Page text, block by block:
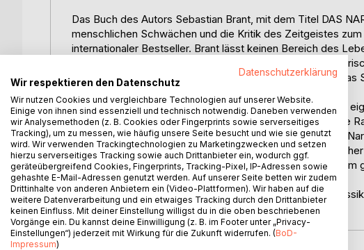
Das Buch des Autors Sebastian Brant, mit dem Titel DAS
menschlichen Schwächen und die Kritik des Zeitgeistes
internationaler Bestseller. Brant lässt keinen Bereich des
der Narretei zugeordnet werden könnte Als Auswuchs
Ratschläge und vor dem nahen Weltende wird gewarnt.
Bis auf den heutigen Tag griffen Künstler das Werk auf für
Hans Holbein der Jüngere als 17-Jähriger eine Serie für die
der Maler Hieronymus Bosch behandelte das Thema des
Donau setzte seinem bekanntesten Bürger Sebastian
wurde auch in der Musik thematisiert, unter anderem in
Album Flaschenpost von 1998.
Ich denke, es ist nun an der Zeit für ein Sequel dieses
unterscheiden sich in keinster Weise von den damaligen.
Datenschutzerklärung
Wir respektieren den Datenschutz
Wir nutzen Cookies und vergleichbare Technologien auf unserer Website.
Einige von ihnen sind essenziell und technisch notwendig. Daneben verwenden
wir Analysemethoden (z. B. Cookies oder Fingerprints sowie serverseitiges
Tracking), um zu messen, wie häufig unsere Seite besucht und wie sie genutzt
wird. Wir verwenden Trackingtechnologien zu Marketingzwecken und setzen
hierzu serverseitiges Tracking sowie auch Drittanbieter ein, wodurch ggf.
geräteübergreifend Cookies, Fingerprints, Tracking-Pixel, IP-Adressen sowie
gehashte E-Mail-Adressen genutzt werden. Auf unserer Seite betten wir zudem
Drittinhalte von anderen Anbietern ein (Video-Plattformen). Wir haben auf die
weitere Datenverarbeitung und ein etwaiges Tracking durch den Drittanbieter
keinen Einfluss. Mit deiner Einstellung willigst du in die oben beschriebenen
Vorgänge ein. Du kannst deine Einwilligung (z. B. im Footer unter „Privacy-
Einstellungen“) jederzeit mit Wirkung für die Zukunft widerrufen. (BoD-
Impressum)